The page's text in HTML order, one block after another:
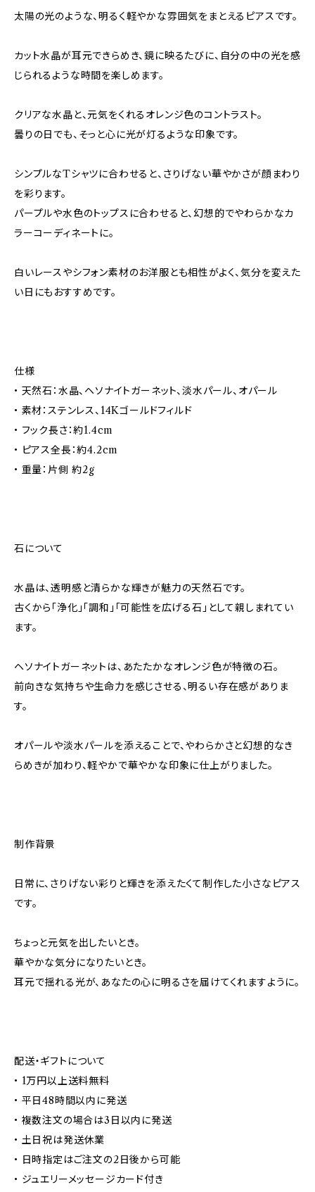
太陽の光のような、明るく軽やかな雰囲気をまとえるピアスです。
カット水晶が耳元できらめき、鏡に映るたびに、自分の中の光を感
じられるような時間を楽しめます。
クリアな水晶と、元気をくれるオレンジ色のコントラスト。
曇りの日でも、そっと心に光が灯るような印象です。
シンプルなTシャツに合わせると、さりげない華やかさが顔まわり
を彩ります。
パープルや水色のトップスに合わせると、幻想的でやわらかなカ
ラーコーディネートに。
白いレースやシフォン素材のお洋服とも相性がよく、気分を変えた
い日にもおすすめです。
仕様
• 天然石：水晶、ヘソナイトガーネット、淡水パール、オパール
• 素材：ステンレス、14Kゴールドフィルド
• フック長さ：約1.4cm
• ピアス全長：約4.2cm
• 重量：片側 約2g
石について
水晶は、透明感と清らかな輝きが魅力の天然石です。
古くから「浄化」「調和」「可能性を広げる石」として親しまれてい
ます。
ヘソナイトガーネットは、あたたかなオレンジ色が特徴の石。
前向きな気持ちや生命力を感じさせる、明るい存在感がありま
す。
オパールや淡水パールを添えることで、やわらかさと幻想的なき
らめきが加わり、軽やかで華やかな印象に仕上がりました。
制作背景
日常に、さりげない彩りと輝きを添えたくて制作した小さなピアス
です。
ちょっと元気を出したいとき。
華やかな気分になりたいとき。
耳元で揺れる光が、あなたの心に明るさを届けてくれますように。
配送・ギフトについて
• 1万円以上送料無料
• 平日48時間以内に発送
• 複数注文の場合は3日以内に発送
• 土日祝は発送休業
• 日時指定はご注文の2日後から可能
• ジュエリーメッセージカード付き